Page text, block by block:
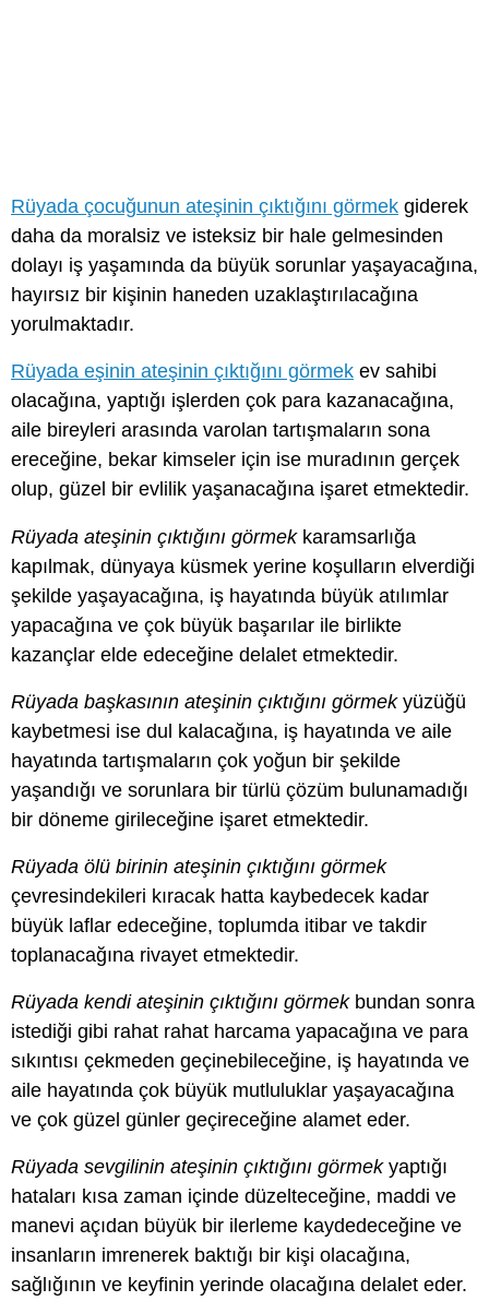
Rüyada çocuğunun ateşinin çıktığını görmek giderek
daha da moralsiz ve isteksiz bir hale gelmesinden
dolayı iş yaşamında da büyük sorunlar yaşayacağına,
hayırsız bir kişinin haneden uzaklaştırılacağına
yorulmaktadır.
Rüyada eşinin ateşinin çıktığını görmek ev sahibi
olacağına, yaptığı işlerden çok para kazanacağına,
aile bireyleri arasında varolan tartışmaların sona
ereceğine, bekar kimseler için ise muradının gerçek
olup, güzel bir evlilik yaşanacağına işaret etmektedir.
Rüyada ateşinin çıktığını görmekkaramsarlığa
kapılmak, dünyaya küsmek yerine koşulların elverdiği
şekilde yaşayacağına, iş hayatında büyük atılımlar
yapacağına ve çok büyük başarılar ile birlikte
kazançlar elde edeceğine delalet etmektedir.
Rüyada başkasının ateşinin çıktığını görmekyüzüğü
kaybetmesi ise dul kalacağına, iş hayatında ve aile
hayatında tartışmaların çok yoğun bir şekilde
yaşandığı ve sorunlara bir türlü çözüm bulunamadığı
bir döneme girileceğine işaret etmektedir.
Rüyada ölü birinin ateşinin çıktığını görmek
çevresindekileri kıracak hatta kaybedecek kadar
büyük laflar edeceğine, toplumda itibar ve takdir
toplanacağına rivayet etmektedir.
Rüyada kendi ateşinin çıktığını görmekbundan sonra
istediği gibi rahat rahat harcama yapacağına ve para
sıkıntısı çekmeden geçinebileceğine, iş hayatında ve
aile hayatında çok büyük mutluluklar yaşayacağına
ve çok güzel günler geçireceğine alamet eder.
Rüyada sevgilinin ateşinin çıktığını görmekyaptığı
hataları kısa zaman içinde düzelteceğine, maddi ve
manevi açıdan büyük bir ilerleme kaydedeceğine ve
insanların imrenerek baktığı bir kişi olacağına,
sağlığının ve keyfinin yerinde olacağına delalet eder.